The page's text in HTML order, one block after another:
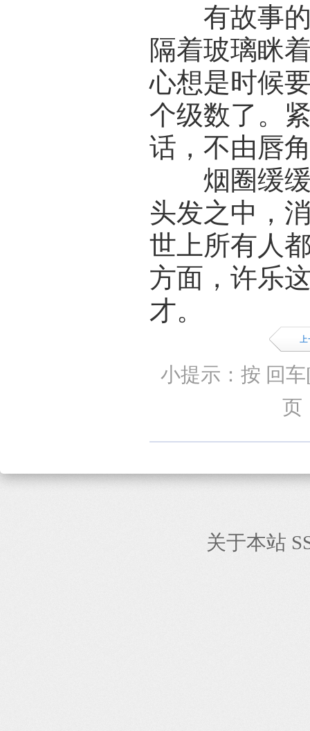
有故事的
隔着玻璃眯
心想是时候
个级数了。
话，不由唇
烟圈缓缓
头发之中，
世上所有人
方面，许乐
才。
上
小提示：按 回
页
关于本站